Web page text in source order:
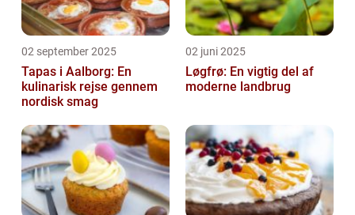
02 september 2025
Tapas i Aalborg: En
kulinarisk rejse gennem
nordisk smag
02 juni 2025
Løgfrø: En vigtig del af
moderne landbrug